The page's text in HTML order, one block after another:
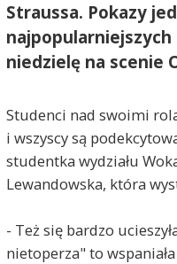
Straussa. Pokazy
niedzielę na scenie
Studenci nad swoimi
i wszyscy są
studentka wydziału
Lewandowska, która
- Też się bardzo
nietoperza" to